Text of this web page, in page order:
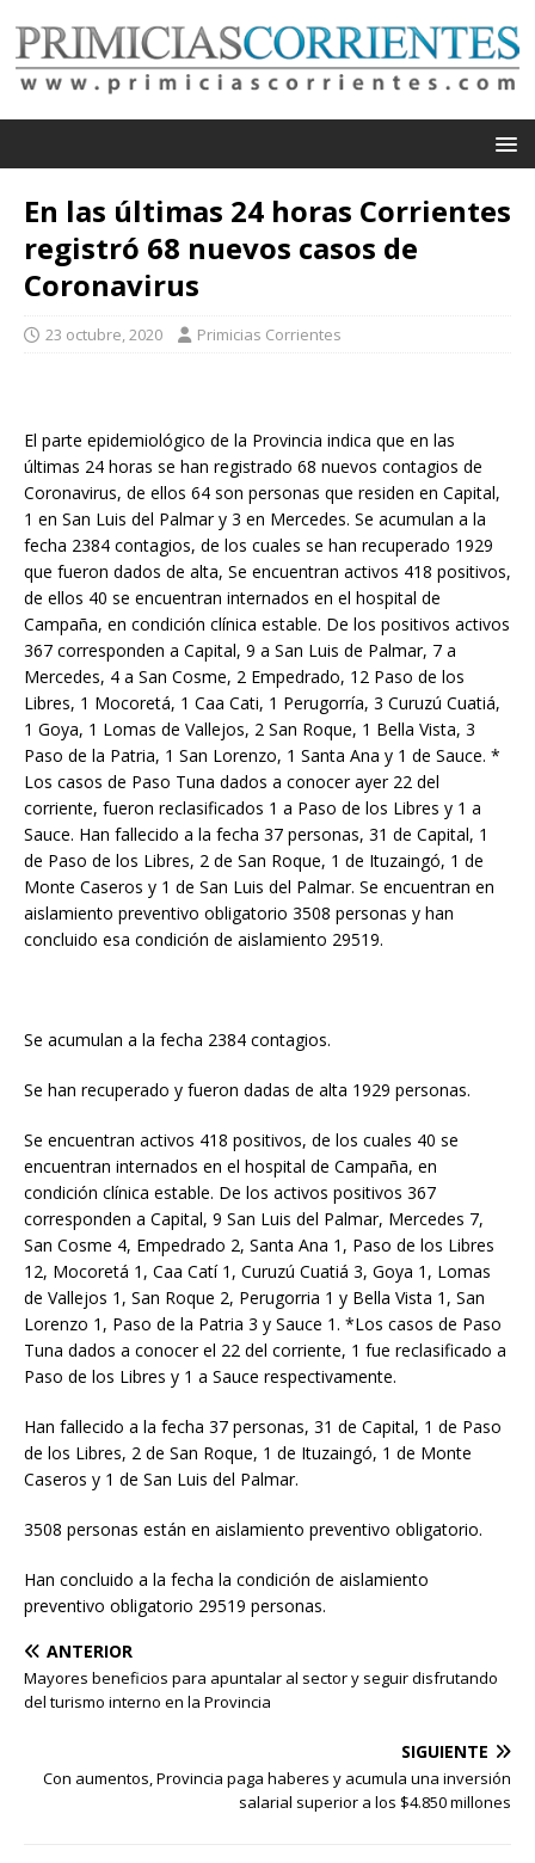
En las últimas 24 horas Corrientes
registró 68 nuevos casos de
Coronavirus
23 octubre, 2020 Primicias Corrientes
El parte epidemiológico de la Provincia indica que en las
últimas 24 horas se han registrado 68 nuevos contagios de
Coronavirus, de ellos 64 son personas que residen en Capital,
1 en San Luis del Palmar y 3 en Mercedes. Se acumulan a la
fecha 2384 contagios, de los cuales se han recuperado 1929
que fueron dados de alta, Se encuentran activos 418 positivos,
de ellos 40 se encuentran internados en el hospital de
Campaña, en condición clínica estable. De los positivos activos
367 corresponden a Capital, 9 a San Luis de Palmar, 7 a
Mercedes, 4 a San Cosme, 2 Empedrado, 12 Paso de los
Libres, 1 Mocoretá, 1 Caa Cati, 1 Perugorría, 3 Curuzú Cuatiá,
1 Goya, 1 Lomas de Vallejos, 2 San Roque, 1 Bella Vista, 3
Paso de la Patria, 1 San Lorenzo, 1 Santa Ana y 1 de Sauce. *
Los casos de Paso Tuna dados a conocer ayer 22 del
corriente, fueron reclasificados 1 a Paso de los Libres y 1 a
Sauce. Han fallecido a la fecha 37 personas, 31 de Capital, 1
de Paso de los Libres, 2 de San Roque, 1 de Ituzaingó, 1 de
Monte Caseros y 1 de San Luis del Palmar. Se encuentran en
aislamiento preventivo obligatorio 3508 personas y han
concluido esa condición de aislamiento 29519.
Se acumulan a la fecha 2384 contagios.
Se han recuperado y fueron dadas de alta 1929 personas.
Se encuentran activos 418 positivos, de los cuales 40 se
encuentran internados en el hospital de Campaña, en
condición clínica estable. De los activos positivos 367
corresponden a Capital, 9 San Luis del Palmar, Mercedes 7,
San Cosme 4, Empedrado 2, Santa Ana 1, Paso de los Libres
12, Mocoretá 1, Caa Catí 1, Curuzú Cuatiá 3, Goya 1, Lomas
de Vallejos 1, San Roque 2, Perugorria 1 y Bella Vista 1, San
Lorenzo 1, Paso de la Patria 3 y Sauce 1. *Los casos de Paso
Tuna dados a conocer el 22 del corriente, 1 fue reclasificado a
Paso de los Libres y 1 a Sauce respectivamente.
Han fallecido a la fecha 37 personas, 31 de Capital, 1 de Paso
de los Libres, 2 de San Roque, 1 de Ituzaingó, 1 de Monte
Caseros y 1 de San Luis del Palmar.
3508 personas están en aislamiento preventivo obligatorio.
Han concluido a la fecha la condición de aislamiento
preventivo obligatorio 29519 personas.
ANTERIOR
Mayores beneficios para apuntalar al sector y seguir disfrutando
del turismo interno en la Provincia
SIGUIENTE
Con aumentos, Provincia paga haberes y acumula una inversión
salarial superior a los $4.850 millones